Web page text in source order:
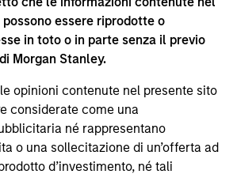
essere riprodotte o
in toto o in parte senza il previo
Morgan Stanley.
opinioni contenute nel presente sito
considerate come una
né rappresentano
o una sollecitazione di un’offerta ad
d’investimento, né tali